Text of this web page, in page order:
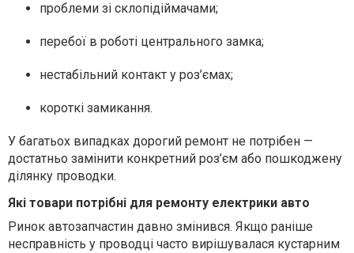
проблеми зі склопідіймачами;
перебої в роботі центрального замка;
нестабільний контакт у роз’ємах;
короткі замикання.
У багатьох випадках дорогий ремонт не потрібен —
достатньо замінити конкретний роз’єм або пошкоджену
ділянку проводки.
Які товари потрібні для ремонту електрики авто
Ринок автозапчастин давно змінився. Якщо раніше
несправність у проводці часто вирішувалася кустарним